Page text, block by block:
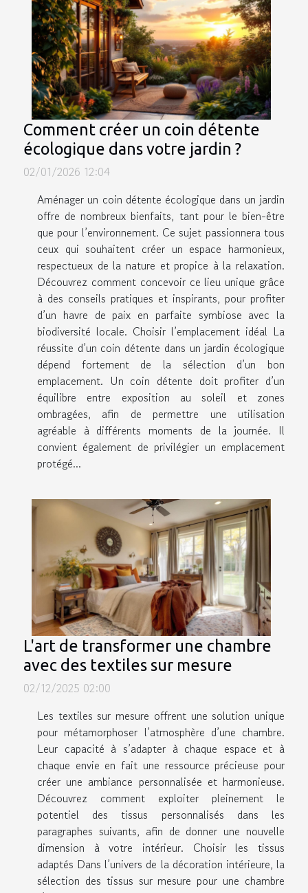
Comment créer un coin détente
écologique dans votre jardin ?
02/01/2026 12:04
Aménager un coin détente écologique dans un jardin
offre de nombreux bienfaits, tant pour le bien-être
que pour l’environnement. Ce sujet passionnera tous
ceux qui souhaitent créer un espace harmonieux,
respectueux de la nature et propice à la relaxation.
Découvrez comment concevoir ce lieu unique grâce
à des conseils pratiques et inspirants, pour profiter
d’un havre de paix en parfaite symbiose avec la
biodiversité locale. Choisir l’emplacement idéal La
réussite d’un coin détente dans un jardin écologique
dépend fortement de la sélection d’un bon
emplacement. Un coin détente doit profiter d’un
équilibre entre exposition au soleil et zones
ombragées, afin de permettre une utilisation
agréable à différents moments de la journée. Il
convient également de privilégier un emplacement
protégé...
L'art de transformer une chambre
avec des textiles sur mesure
02/12/2025 02:00
Les textiles sur mesure offrent une solution unique
pour métamorphoser l’atmosphère d’une chambre.
Leur capacité à s’adapter à chaque espace et à
chaque envie en fait une ressource précieuse pour
créer une ambiance personnalisée et harmonieuse.
Découvrez comment exploiter pleinement le
potentiel des tissus personnalisés dans les
paragraphes suivants, afin de donner une nouvelle
dimension à votre intérieur. Choisir les tissus
adaptés Dans l’univers de la décoration intérieure, la
sélection des tissus sur mesure pour une chambre